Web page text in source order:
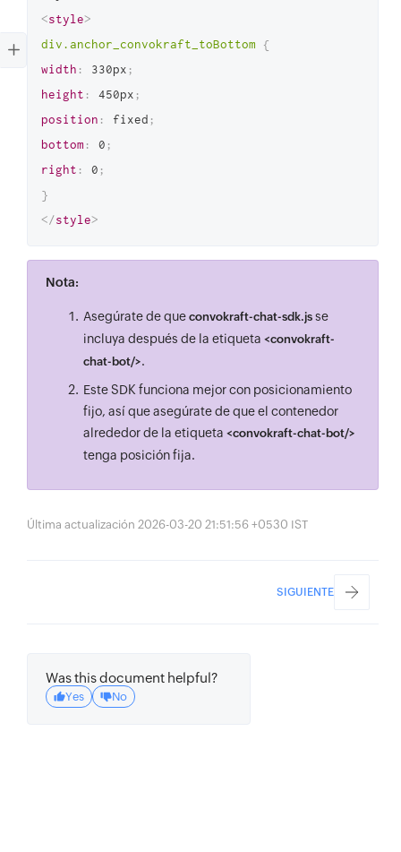
<style>
div.anchor_convokraft_toBottom
{
width : 330px ;
height : 450px ;
position : fixed ;
bottom : 0 ;
right : 0 ;
}
</style>
Nota:
Asegúrate de que convokraft-chat-sdk.js se
incluya después de la etiqueta <convokraft-
chat-bot/>.
Este SDK funciona mejor con posicionamiento
fijo, así que asegúrate de que el contenedor
alrededor de la etiqueta <convokraft-chat-bot/>
tenga posición fija.
Última actualización 2026-03-20 21:51:56 +0530 IST
SIGUIENTE
Was this document helpful?
Yes No